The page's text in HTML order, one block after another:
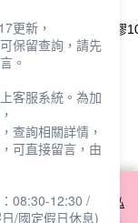
乳
史邁爾潤滑凝膠
極潤型
式之詳情，及若您不希
，請參閱本網站「
隱私
意本公司得按本網站使
更新，
保留查詢，請先
。
客服系統。為加
查詢相關詳情，
可直接留言，由
08:30-12:30 /
/國定假日休息)